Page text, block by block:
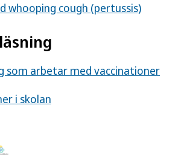
whooping cough (pertussis)
som arbetar med vaccinationer
i skolan